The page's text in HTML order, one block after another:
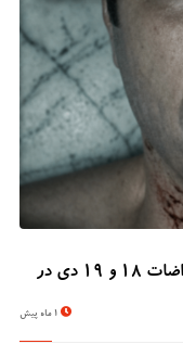
«۷۷ ساعت» روی پرده سینما؛ روایتی از اعتراضات ۱۸ و ۱۹ دی در